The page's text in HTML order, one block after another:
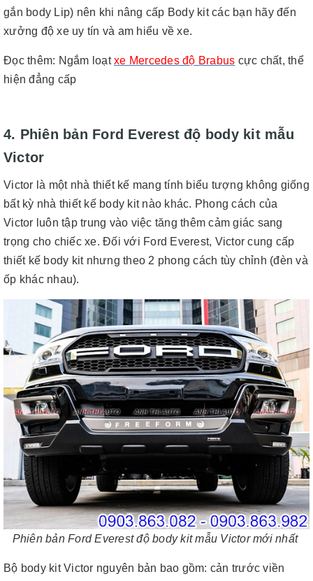
gắn body Lip) nên khi nâng cấp Body kit các bạn hãy đến
xưởng độ xe uy tín và am hiểu về xe.
Đọc thêm: Ngắm loạtxe Mercedes độ Brabus cực chất, thể
hiện đẳng cấp
4. Phiên bản Ford Everest độ body kit mẫu
Victor
Victor là một nhà thiết kế mang tính biểu tượng không giống
bất kỳ nhà thiết kế body kit nào khác. Phong cách của
Victor luôn tập trung vào việc tăng thêm cảm giác sang
trọng cho chiếc xe. Đối với Ford Everest, Victor cung cấp
thiết kế body kit nhưng theo 2 phong cách tùy chỉnh (đèn và
ốp khác nhau).
Phiên bản Ford Everest độ body kit mẫu Victor mới nhất
Bộ body kit Victor nguyên bản bao gồm: cản trước viền